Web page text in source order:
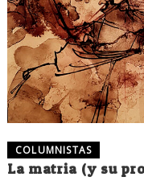
COLUMNISTAS
La matria (y su